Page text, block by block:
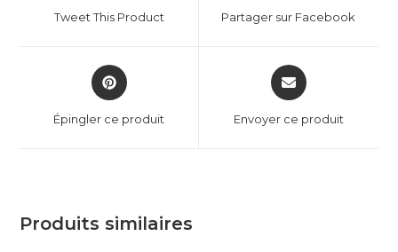
Tweet This Product Partager sur Facebook
Épingler ce produit Envoyer ce produit
Produits similaires